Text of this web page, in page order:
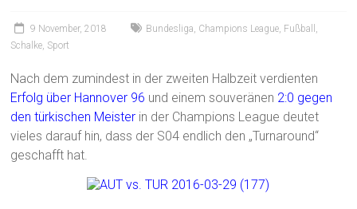
9 November, 2018 Bundesliga, Champions League, Fußball ,
Schalke, Sport
Nach dem zumindest in der zweiten Halbzeit verdienten
Erfolg über Hannover 96 und einem souveränen 2:0 gegen
den türkischen Meister in der Champions League deutet
vieles darauf hin, dass der S04 endlich den „Turnaround“
geschafft hat.